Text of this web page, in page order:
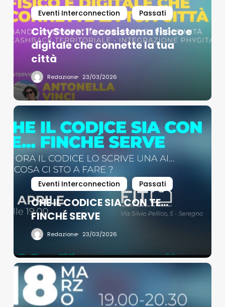
Eventi Interconnection Passati
CityStore: l’ecosistema fisico e
digitale che connette la tua
città
Redazione 23/03/2026
Eventi Interconnection Passati
CHE IL CODICE SIA CON TE…
FINCHÉ SERVE
Redazione 23/03/2026